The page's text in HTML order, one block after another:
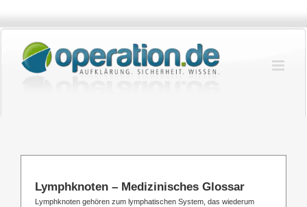
springen
Lymphknoten – Medizinisches Glossar
Lymphknoten gehören zum lymphatischen System, das wiederum